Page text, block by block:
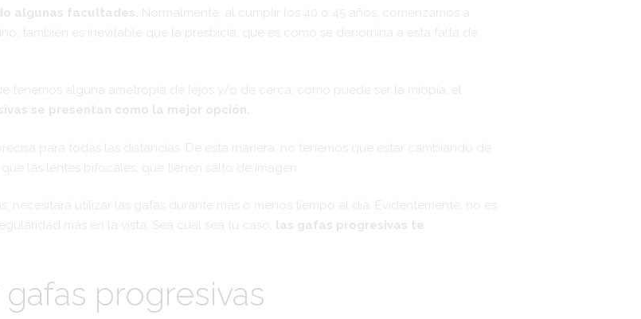
algunas facultades. Normalmente, al cumplir los 40 o 45 años, comenzamos a
también es inevitable que la presbicia, que es como se denomina a esta falta de
tenemos alguna ametropía de lejos y/o de cerca; como puede ser la miopía, el
se presentan como la mejor opción.
para todas las distancias. De esta manera, no tenemos que estar cambiando de
las lentes bifocales, que tienen salto de imagen.
necesitará utilizar las gafas durante más o menos tiempo al día. Evidentemente, no es
más en la vista. Sea cual sea tu caso,
las gafas progresivas te
progresivas